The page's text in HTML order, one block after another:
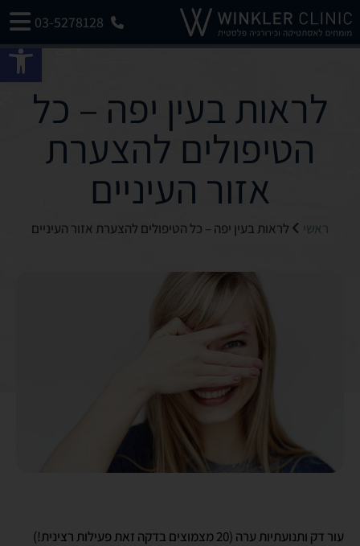
03-5278128
לראות בעין יפה – כל
הטיפולים להצערת
אזור העיניים
ראשי לראות בעין יפה – כל הטיפולים להצערת אזור העיניים
עור דק ותנועתיות ערה (20 מצמוצים בדקה זאת פעילות רצינית!)